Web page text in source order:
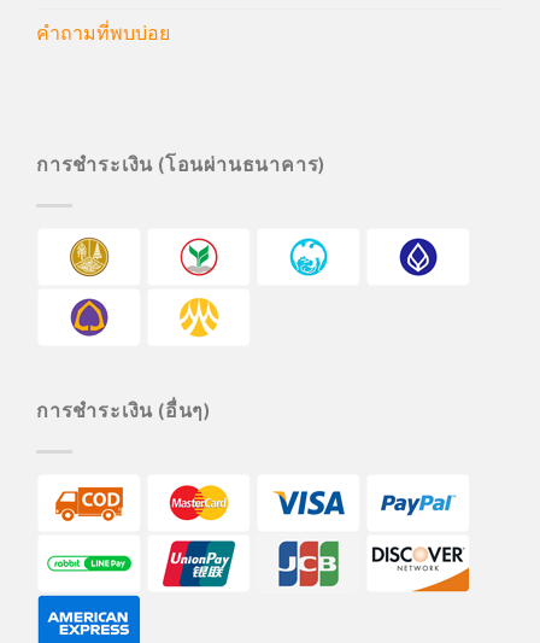
คำถามที่พบบ่อย
การชำระเงิน (โอนผ่านธนาคาร)
การชำระเงิน (อื่นๆ)